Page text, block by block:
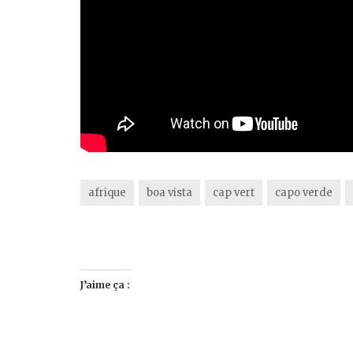
afrique boa vista cap vert capo verde
J’aime ça :